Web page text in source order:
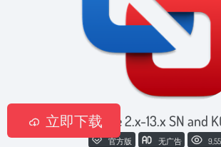
VMWare 2.x-13.x SN and
官方版 无广告
立即下载